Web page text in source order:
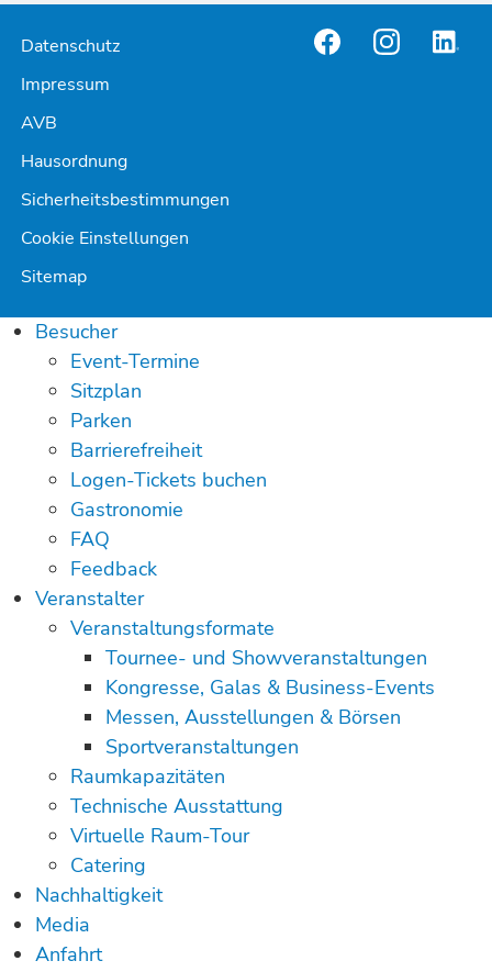
Datenschutz
Impressum
AVB
Hausordnung
Sicherheitsbestimmungen
Cookie Einstellungen
Sitemap
Besucher
Event-Termine
Sitzplan
Parken
Barrierefreiheit
Logen-Tickets buchen
Gastronomie
FAQ
Feedback
Veranstalter
Veranstaltungsformate
Tournee- und Showveranstaltungen
Kongresse, Galas & Business-Events
Messen, Ausstellungen & Börsen
Sportveranstaltungen
Raumkapazitäten
Technische Ausstattung
Virtuelle Raum-Tour
Catering
Nachhaltigkeit
Media
Anfahrt